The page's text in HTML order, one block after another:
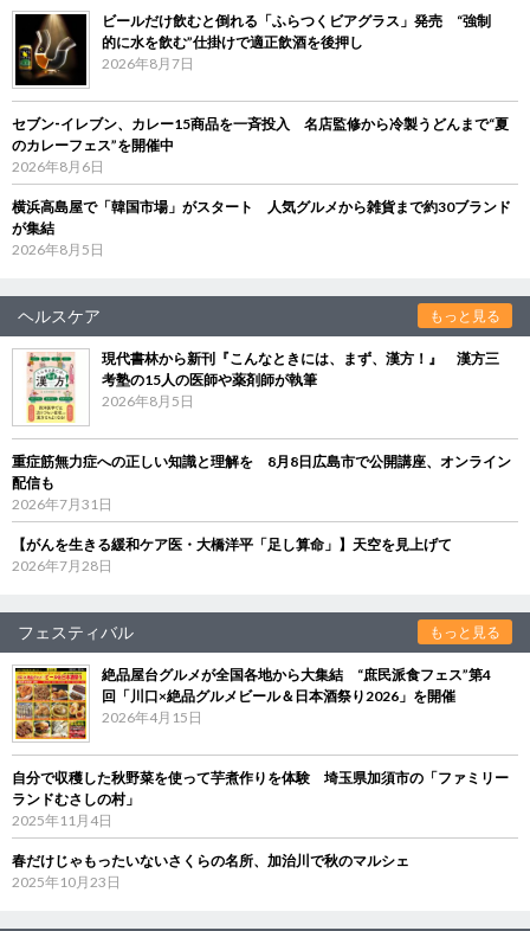
ビールだけ飲むと倒れる「ふらつくビアグラス」発売 “強制
的に水を飲む”仕掛けで適正飲酒を後押し
2026年8月7日
セブン‐イレブン、カレー15商品を一斉投入 名店監修から冷製うどんまで“夏
のカレーフェス”を開催中
2026年8月6日
横浜高島屋で「韓国市場」がスタート 人気グルメから雑貨まで約30ブランド
が集結
2026年8月5日
ヘルスケア もっと見る
現代書林から新刊『こんなときには、まず、漢方！』 漢方三
考塾の15人の医師や薬剤師が執筆
2026年8月5日
重症筋無力症への正しい知識と理解を 8月8日広島市で公開講座、オンライン
配信も
2026年7月31日
【がんを生きる緩和ケア医・大橋洋平「足し算命」】天空を見上げて
2026年7月28日
フェスティバル もっと見る
絶品屋台グルメが全国各地から大集結 “庶民派食フェス”第4
回「川口×絶品グルメビール＆日本酒祭り2026」を開催
2026年4月15日
自分で収穫した秋野菜を使って芋煮作りを体験 埼玉県加須市の「ファミリー
ランドむさしの村」
2025年11月4日
春だけじゃもったいないさくらの名所、加治川で秋のマルシェ
2025年10月23日